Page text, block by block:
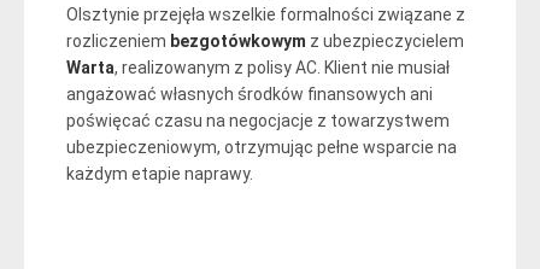
Olsztynie przejęła wszelkie formalności związane z
rozliczeniem bezgotówkowym z ubezpieczycielem
Warta, realizowanym z polisy AC. Klient nie musiał
angażować własnych środków finansowych ani
poświęcać czasu na negocjacje z towarzystwem
ubezpieczeniowym, otrzymując pełne wsparcie na
każdym etapie naprawy.